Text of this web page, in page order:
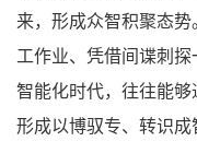
来，形成众智积聚态
工作业、凭借间谍刺
智能化时代，往往能
形成以博驭专、转识成